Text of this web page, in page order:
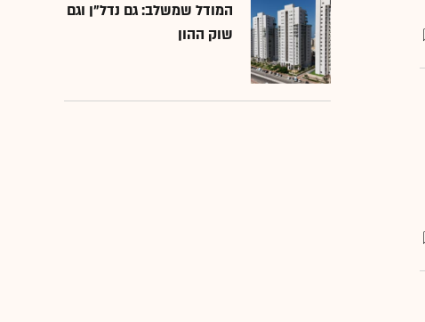
המודל שמשלב: גם נדל"ן וגם
שוק ההון